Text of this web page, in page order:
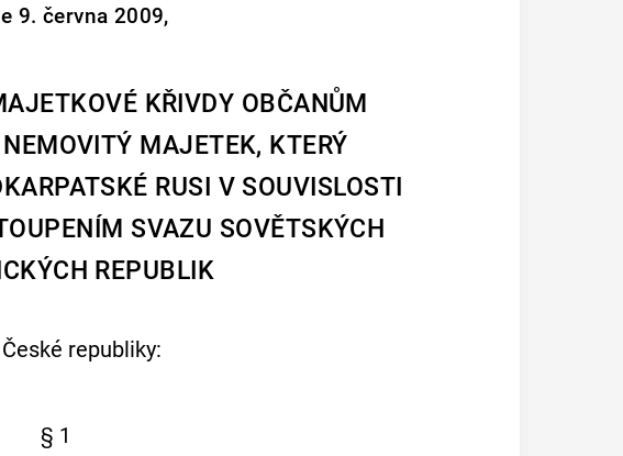
9. června 2009,
KŘIVDY OBČANŮM
MAJETEK, KTERÝ
RUSI V SOUVISLOSTI
SVAZU SOVĚTSKÝCH
REPUBLIK
republiky:
§ 1